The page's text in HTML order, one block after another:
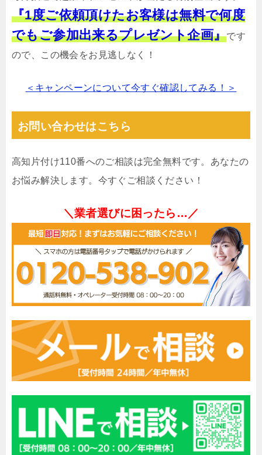
『1度ご依頼頂けたお客様は無料で何度
でもご参加出来るプレゼント企画』です
ので、この機会をお見逃しなく！
＜キャンペーンについて今すぐ確認してみる！＞
お問い合わせはこちら
高知片付け110番へのご相談は完全無料です。あなたの
お悩み解決します。今すぐご相談ください！
＼業者選びに困ったら…／